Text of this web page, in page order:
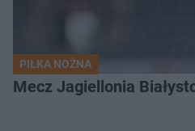
PIŁKA NOŻNA
Mecz Jagiellonia